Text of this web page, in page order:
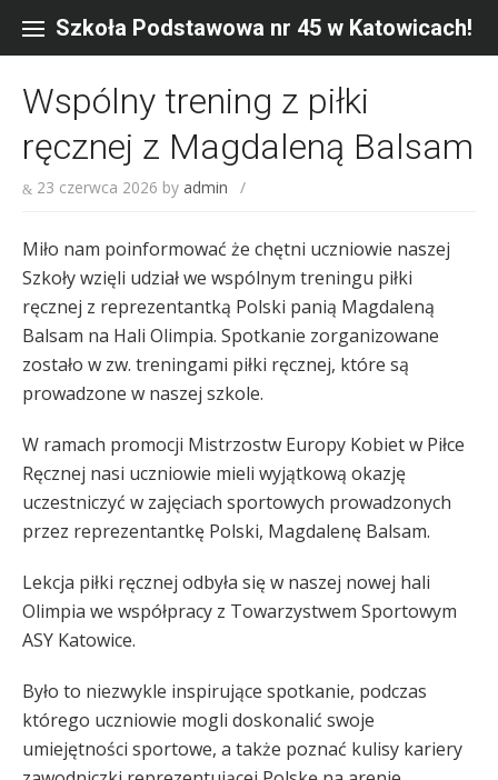
content
Szkoła Podstawowa nr 45 w Katowicach!
Wspólny trening z piłki
ręcznej z Magdaleną Balsam
23 czerwca 2026 by admin /
Miło nam poinformować że chętni uczniowie naszej
Szkoły wzięli udział we wspólnym treningu piłki
ręcznej z reprezentantką Polski panią Magdaleną
Balsam na Hali Olimpia. Spotkanie zorganizowane
zostało w zw. treningami piłki ręcznej, które są
prowadzone w naszej szkole.
W ramach promocji Mistrzostw Europy Kobiet w Piłce
Ręcznej nasi uczniowie mieli wyjątkową okazję
uczestniczyć w zajęciach sportowych prowadzonych
przez reprezentantkę Polski, Magdalenę Balsam.
Lekcja piłki ręcznej odbyła się w naszej nowej hali
Olimpia we współpracy z Towarzystwem Sportowym
ASY Katowice.
Było to niezwykle inspirujące spotkanie, podczas
którego uczniowie mogli doskonalić swoje
umiejętności sportowe, a także poznać kulisy kariery